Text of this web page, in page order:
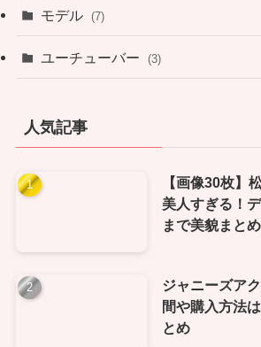
モデル (7)
ユーチューバー (3)
人気記事
【画像30枚】
美人すぎる！
まで美貌まとめ
ジャニーズア
間や購入方法
とめ